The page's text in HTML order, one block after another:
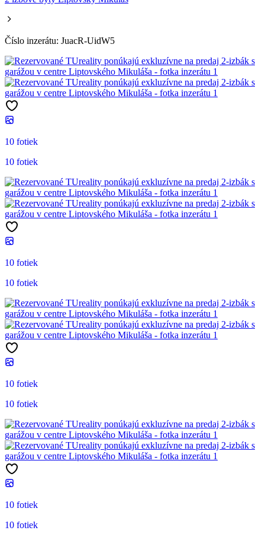
Číslo inzerátu: JuacR-UidW5
10 fotiek
10 fotiek
10 fotiek
10 fotiek
10 fotiek
10 fotiek
10 fotiek
10 fotiek